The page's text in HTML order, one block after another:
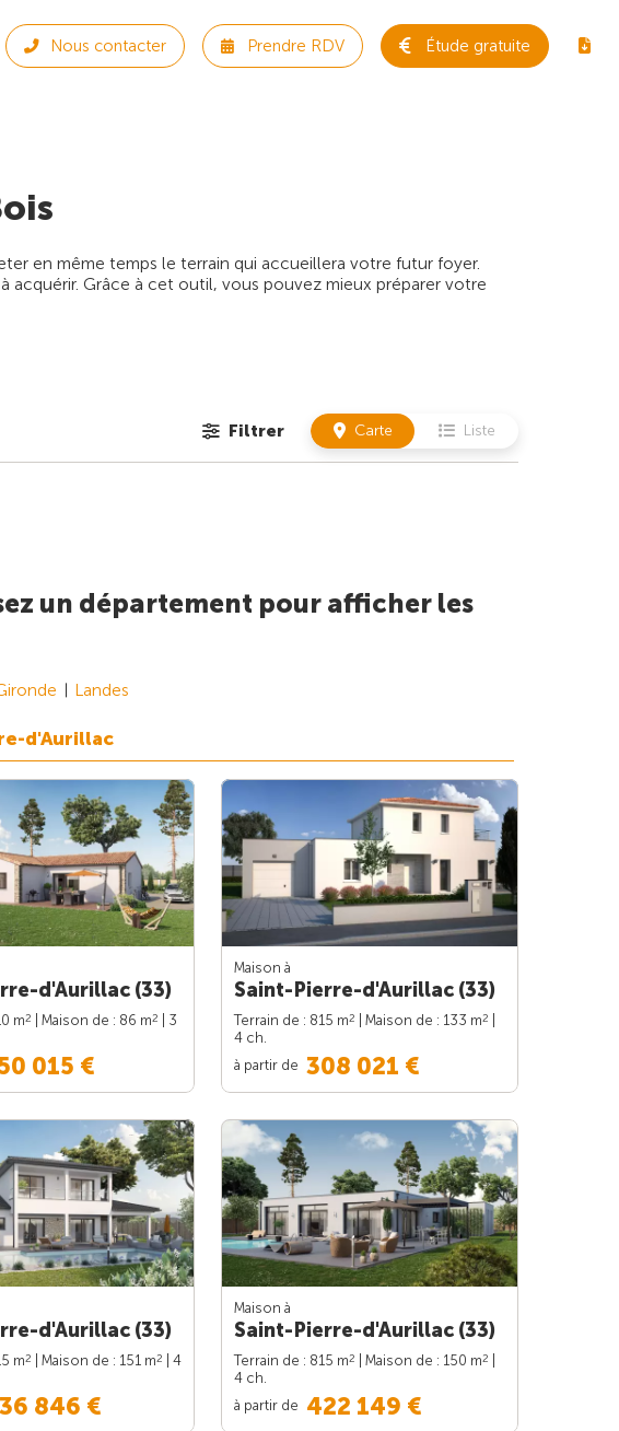
Nous contacter Prendre RDV Étude gratuite
en même temps le terrain qui accueillera votre futur foyer.
à acquérir. Grâce à cet outil, vous pouvez mieux préparer votre
Filtrer Carte Liste
un département pour afficher les
Landes
d'Aurillac
d'Aurillac (33)
m2 | Maison de : 86 m2
| 3
015 €
Maison à
Saint-Pierre-d'Aurillac (33)
Terrain de : 815 m2 | Maison de : 133 m2
4 ch.
à partir de 308 021 €
d'Aurillac (33)
m2 | Maison de : 151 m2
| 4
846 €
Maison à
Saint-Pierre-d'Aurillac (33)
Terrain de : 815 m2 | Maison de : 150 m2
4 ch.
à partir de 422 149 €